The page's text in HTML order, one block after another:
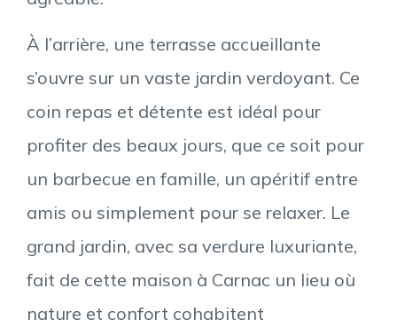
À l’arrière, une terrasse accueillante
s’ouvre sur un vaste jardin verdoyant. Ce
coin repas et détente est idéal pour
profiter des beaux jours, que ce soit pour
un barbecue en famille, un apéritif entre
amis ou simplement pour se relaxer. Le
grand jardin, avec sa verdure luxuriante,
fait de cette maison à Carnac un lieu où
nature et confort cohabitent